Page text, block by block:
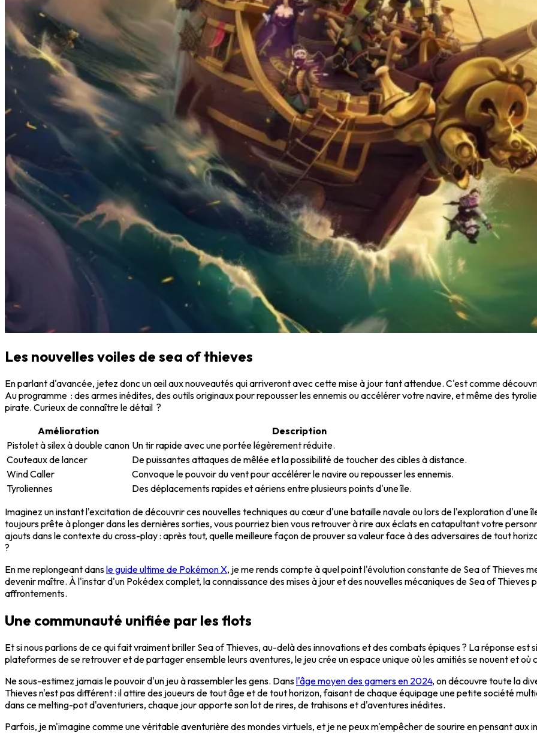
Les nouvelles voiles de sea of thieves
En parlant d'avancée, jetez donc un œil aux nouveautés qui arriveront avec cette mise à jour tant attendue. C'est comme
Au programme : des armes inédites, des outils originaux pour repousser les ennemis ou accélérer votre navire, et même des
pirate. Curieux de connaître le détail ?
Amélioration
Description
Pistolet à silex à double canon Un tir rapide avec une portée légèrement réduite.
Couteaux de lancer
De puissantes attaques de mêlée et la possibilité de toucher des cibles à distance.
Wind Caller
Convoque le pouvoir du vent pour accélérer le navire ou repousser les ennemis.
Tyroliennes
Des déplacements rapides et aériens entre plusieurs points d'une île.
Imaginez un instant l'excitation de découvrir ces nouvelles techniques au cœur d'une bataille navale ou lors de l'exploration
toujours prête à plonger dans les dernières sorties, vous pourriez bien vous retrouver à rire aux éclats en catapultant votre
ajouts dans le contexte du cross-play : après tout, quelle meilleure façon de prouver sa valeur face à des adversaires de tout
?
En me replongeant dansle guide ultime de Pokémon X, je me rends compte à quel point l'évolution constante de Sea of Thieves
devenir maître. À l'instar d'un Pokédex complet, la connaissance des mises à jour et des nouvelles mécaniques de Sea of
affrontements.
Une communauté unifiée par les flots
Et si nous parlions de ce qui fait vraiment briller Sea of Thieves, au-delà des innovations et des combats épiques ? La réponse
plateformes de se retrouver et de partager ensemble leurs aventures, le jeu crée un espace unique où les amitiés se nouent et
Ne sous-estimez jamais le pouvoir d'un jeu à rassembler les gens. Dansl'âge moyen des gamers en 2024, on découvre toute la
Thieves n'est pas différent : il attire des joueurs de tout âge et de tout horizon, faisant de chaque équipage une petite société
dans ce melting-pot d'aventuriers, chaque jour apporte son lot de rires, de trahisons et d'aventures inédites.
Parfois, je m'imagine comme une véritable aventurière des mondes virtuels, et je ne peux m'empêcher de sourire en pensant aux